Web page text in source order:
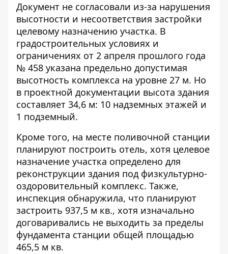
Документ не согласовали из-за нарушения
высотности и несоответствия застройки
целевому назначению участка. В
градостроительных условиях и
ограничениях от 2 апреля прошлого года
№ 458 указана предельно допустимая
высотность комплекса на уровне 27 м. Но
в проектной документации высота здания
составляет 34,6 м: 10 надземных этажей и
1 подземный.
Кроме того, на месте поливочной станции
планируют построить отель, хотя целевое
назначение участка определено для
реконструкции здания под физкультурно-
оздоровительный комплекс. Также,
инспекция обнаружила, что планируют
застроить 937,5 м кв., хотя изначально
договаривались не выходить за пределы
фундамента станции общей площадью
465,5 м кв.